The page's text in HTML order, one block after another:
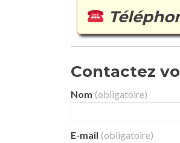
Contactez
Nom (obligatoire)
E-mail (obligatoire)